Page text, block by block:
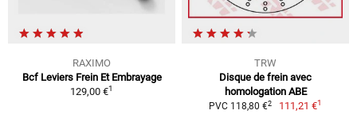
RAXIMO
Bcf Leviers Frein Et Embrayage
129,00 €1
TRW
Disque de frein avec
homologation ABE
PVC 118,80 €2 111,21 €1